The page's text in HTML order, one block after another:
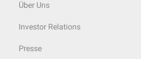
Über Uns
Investor Relations
Presse